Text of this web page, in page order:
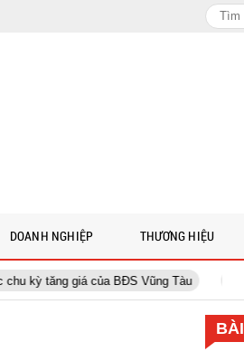
của BĐS Vũng Tàu ETC được
DOANH NGHIỆP THƯƠNG HIỆU